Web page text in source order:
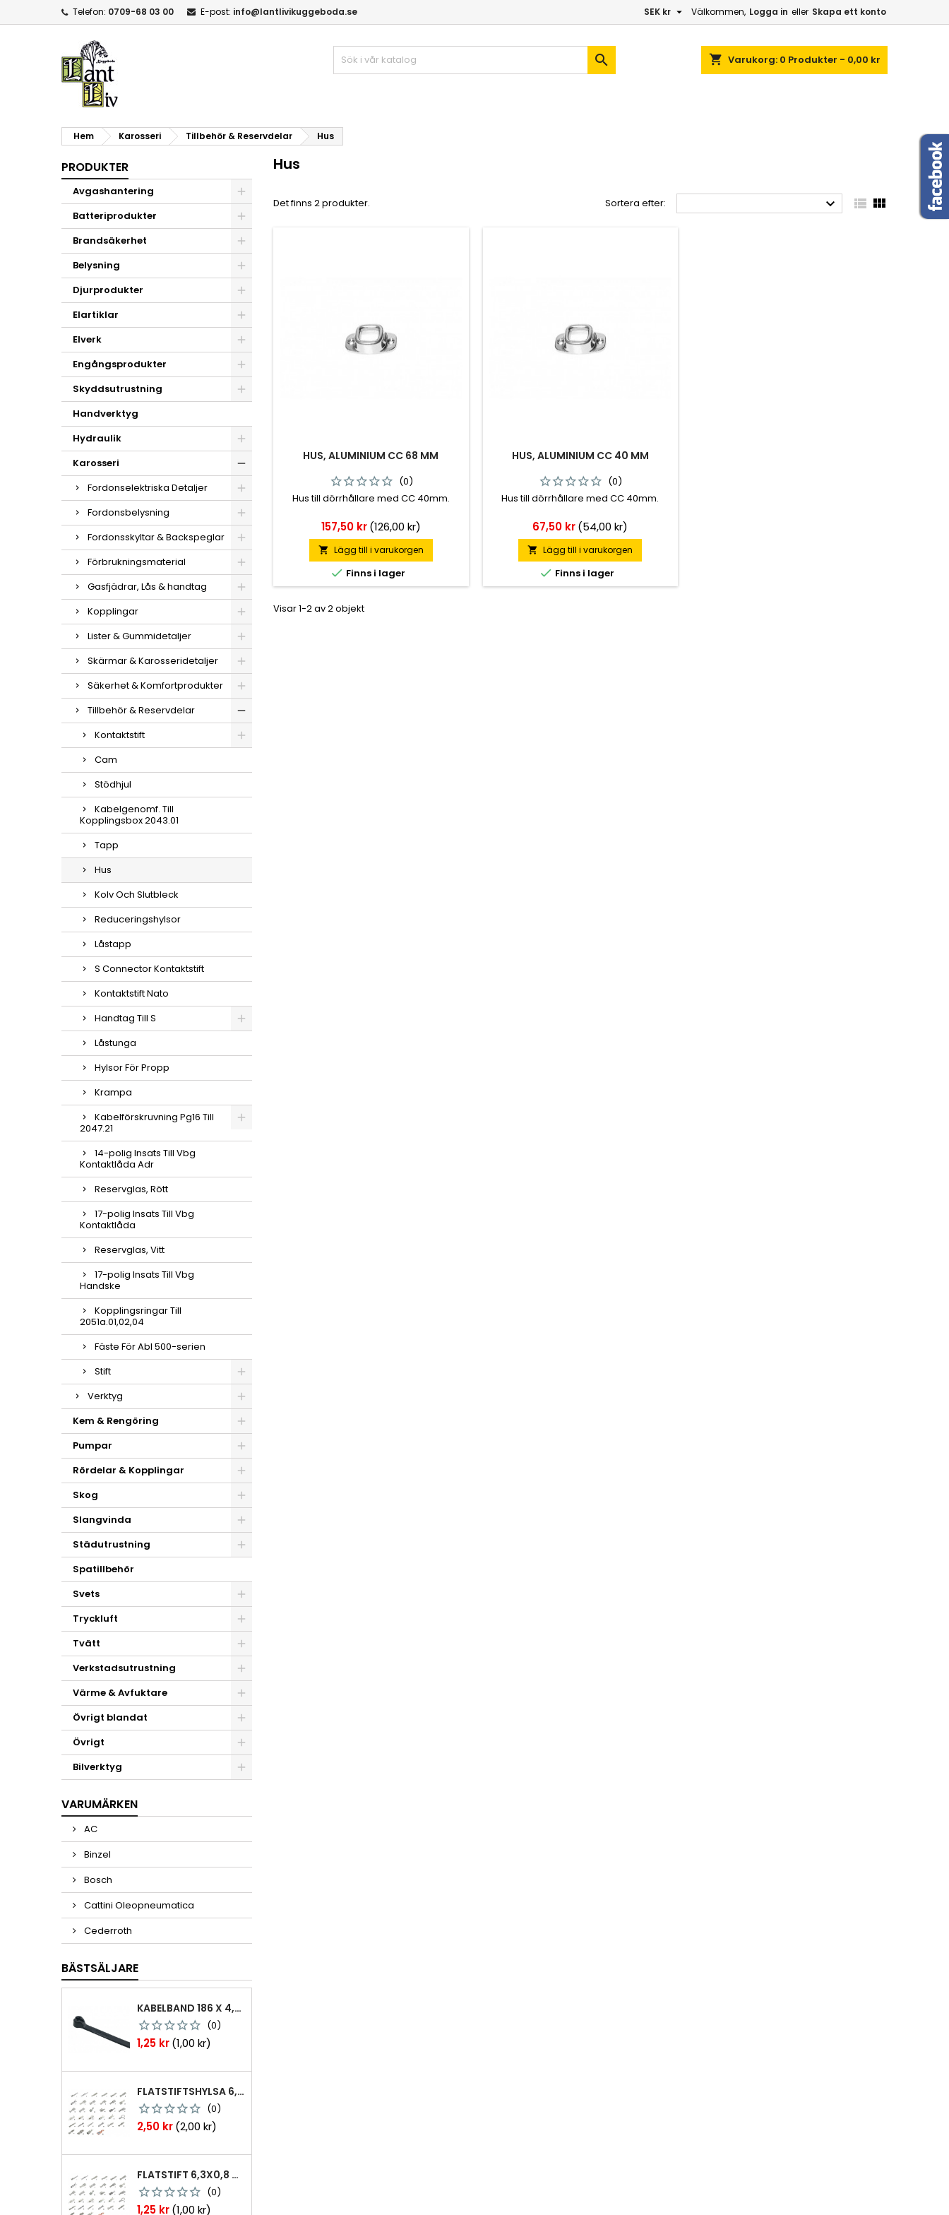
Telefon: 0709-68 03 00 E-post: info@lantlivikuggeboda.se Välkommen, Logga in eller Skapa ett konto
SEK kr 
shopping_cart Varukorg: 0 Produkter - 0,00 kr

Hem Karosseri Tillbehör & Reservdelar Hus
PRODUKTER
Avgashantering
Batteriprodukter
Brandsäkerhet
Belysning
Djurprodukter
Elartiklar
Elverk
Engångsprodukter
Skyddsutrustning
Handverktyg
Hydraulik
Karosseri
Fordonselektriska Detaljer
Fordonsbelysning
Fordonsskyltar & Backspeglar
Förbrukningsmaterial
Gasfjädrar, Lås & handtag
Kopplingar
Lister & Gummidetaljer
Skärmar & Karosseridetaljer
Säkerhet & Komfortprodukter
Tillbehör & Reservdelar
Kontaktstift
Cam
Stödhjul
Kabelgenomf. Till
Kopplingsbox 2043.01
Tapp
Hus
Kolv Och Slutbleck
Reduceringshylsor
Låstapp
S Connector Kontaktstift
Kontaktstift Nato
Handtag Till S
Låstunga
Hylsor För Propp
Krampa
Kabelförskruvning Pg16 Till
2047.21
14-polig Insats Till Vbg
Kontaktlåda Adr
Reservglas, Rött
17-polig Insats Till Vbg
Kontaktlåda
Reservglas, Vitt
17-polig Insats Till Vbg
Handske
Kopplingsringar Till
2051a.01,02,04
Fäste För Abl 500-serien
Stift
Verktyg
Kem & Rengöring
Pumpar
Rördelar & Kopplingar
Skog
Slangvinda
Städutrustning
Spatillbehör
Svets
Tryckluft
Tvätt
Verkstadsutrustning
Värme & Avfuktare
Övrigt blandat
Övrigt
Bilverktyg
VARUMÄRKEN
AC
Binzel
Bosch
Cattini Oleopneumatica
Cederroth
BÄSTSÄLJARE
KABELBAND 186 X 4,8MM TY25MX TY-RAP SVARTA 1000 ST
(0)
Pris
1,25 kr(1,00 kr)
FLATSTIFTSHYLSA 6,3X0,8 1,0-2,5 MM² 100ST NABB
(0)
Pris
2,50 kr(2,00 kr)
FLATSTIFT 6,3X0,8 M. NABB 1,0-2,5 MM2 100ST
(0)
Pris
1,25 kr(1,00 kr)
Hus
Det finns 2 produkter. Sortera efter:   
HUS, ALUMINIUM CC 68 MM
(0)
Hus till dörrhållare med CC 40mm.
Pris
157,50 kr(126,00 kr)
 Lägg till i varukorgen
 Finns i lager
HUS, ALUMINIUM CC 40 MM
(0)
Hus till dörrhållare med CC 40mm.
Pris
67,50 kr(54,00 kr)
 Lägg till i varukorgen
 Finns i lager
Visar 1-2 av 2 objekt